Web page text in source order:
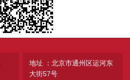
地址 ：北京市通州区运河东
大街57号